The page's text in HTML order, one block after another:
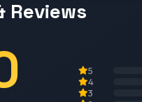
Reviews
5
4
3